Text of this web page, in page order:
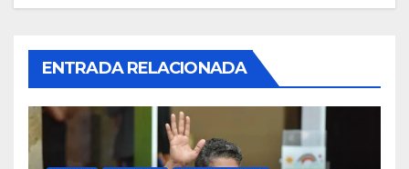
ENTRADA RELACIONADA